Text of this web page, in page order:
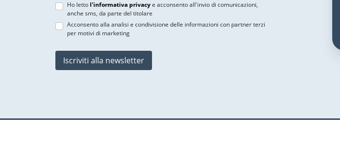
Ho letto l'informativa privacye acconsento all'invio di comunicazioni,
anche sms, da parte del titolare
Acconsento alla analisi e condivisione delle informazioni con partner terzi
per motivi di marketing
Iscriviti alla newsletter